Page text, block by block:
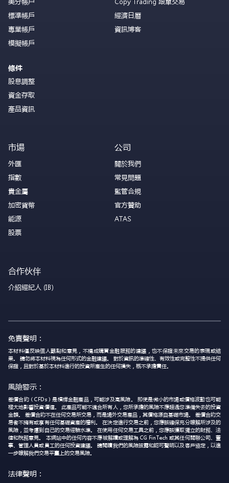
標準帳戶
專業帳戶
模擬帳戶
條件
股息調整
資金存取
產品資訊
經濟日曆
資訊博客
市場
外匯
指數
貴金屬
加密貨幣
能源
股票
公司
關於我們
常見問題
監管合規
官方贊助
ATAS
合作伙伴
介紹經紀人 (IB)
免責聲明：
本材料僅反映個人觀點和意見，不構成購買金融服務的建議，也不保證未來交易的表現或結
果。 請勿將本材料視為任何形式的金融建議。 對於資訊的準確性、有效性或完整性不提供任何
保證，且對於基於本材料進行的投資所產生的任何損失，概不承擔責任。
風險警示：
差價合約（CFDs）是槓桿金融產品，可能涉及高風險。 即使是微小的市場或價格波動也可能
極大地影響投資價值。 此產品可能不適合所有人，您所承擔的風險不應超過您準備失去的投資
金額。 差價合約不在任何交易所交易，而是場外交易產品，其價格源自基礎市場。 差價合約交
易者不擁有或享有任何基礎資產的權利。 在決定進行交易之前，您應該確保充分瞭解所涉及的
風險，並考慮到自己的交易經驗水準。 在使用任何交易工具之前，您應該獲取獨立的財務、法
律和稅務意見。 本網站中的任何內容不應被解讀或理解為 CG FinTech 或其任何關聯公司、董
事、管理人員或員工的任何投資建議。 請閱讀我們的風險披露和認可聲明以及客戶協定，以進
一步瞭解我們交易平臺上的交易風險。
法律聲明：